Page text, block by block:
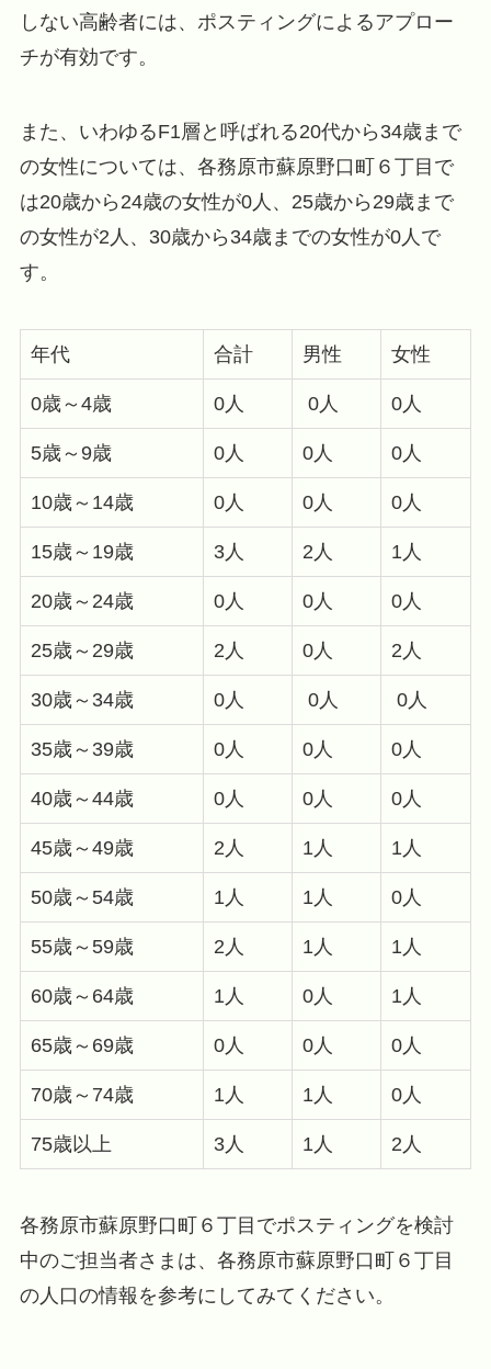
しない高齢者には、ポスティングによるアプロー
チが有効です。
また、いわゆるF1層と呼ばれる20代から34歳まで
の女性については、各務原市蘇原野口町６丁目で
は20歳から24歳の女性が0人、25歳から29歳まで
の女性が2人、30歳から34歳までの女性が0人で
す。
年代 合計 男性 女性
0歳～4歳 0人 0人 0人
5歳～9歳 0人 0人 0人
10歳～14歳 0人 0人 0人
15歳～19歳 3人 2人 1人
20歳～24歳 0人 0人 0人
25歳～29歳 2人 0人 2人
30歳～34歳 0人 0人 0人
35歳～39歳 0人 0人 0人
40歳～44歳 0人 0人 0人
45歳～49歳 2人 1人 1人
50歳～54歳 1人 1人 0人
55歳～59歳 2人 1人 1人
60歳～64歳 1人 0人 1人
65歳～69歳 0人 0人 0人
70歳～74歳 1人 1人 0人
75歳以上 3人 1人 2人
各務原市蘇原野口町６丁目でポスティングを検討
中のご担当者さまは、各務原市蘇原野口町６丁目
の人口の情報を参考にしてみてください。